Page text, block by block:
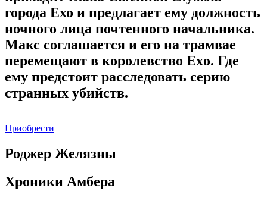
города Ехо и предлагает ему должность
ночного лица почтенного начальника.
Макс соглашается и его на трамвае
перемещают в королевство Exo. Где
ему предстоит расследовать серию
странных убийств.
Приобрести
Роджер Желязны
Хроники Амбера